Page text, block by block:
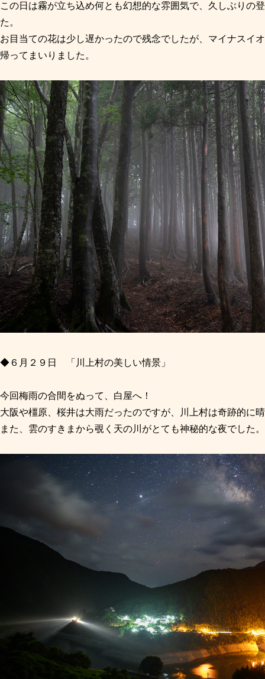
この日は霧が立ち込め何とも幻想的な雰囲気で、久しぶりの
た。
お目当ての花は少し遅かったので残念でしたが、マイナスイ
帰ってまいりました。
◆６月２９日 「川上村の美しい情景」
今回梅雨の合間をぬって、白屋へ！
大阪や橿原、桜井は大雨だったのですが、川上村は奇跡的に
また、雲のすきまから覗く天の川がとても神秘的な夜でした。